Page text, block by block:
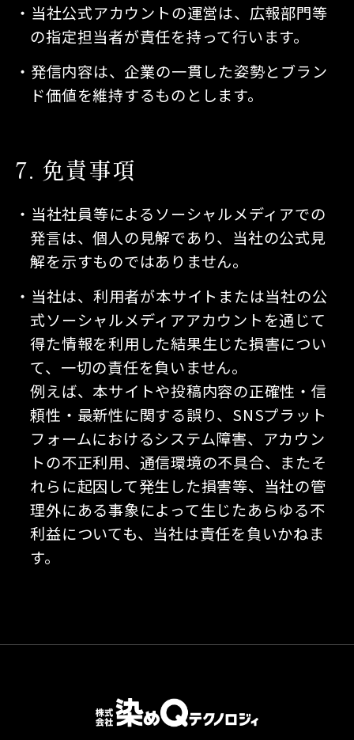
当社公式アカウントの運営は、広報部門等
の指定担当者が責任を持って行います。
発信内容は、企業の一貫した姿勢とブラン
ド価値を維持するものとします。
7 免責事項
当社社員等によるソーシャルメディアでの
発言は、個人の見解であり、当社の公式見
解を示すものではありません。
当社は、利用者が本サイトまたは当社の公
式ソーシャルメディアアカウントを通じて
得た情報を利用した結果生じた損害につい
て、一切の責任を負いません。
例えば、本サイトや投稿内容の正確性・信
頼性・最新性に関する誤り、SNSプラット
フォームにおけるシステム障害、アカウン
トの不正利用、通信環境の不具合、またそ
れらに起因して発生した損害等、当社の管
理外にある事象によって生じたあらゆる不
利益についても、当社は責任を負いかねま
す。